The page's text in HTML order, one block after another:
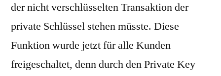
der nicht verschlüsselten Transaktion der
private Schlüssel stehen müsste. Diese
Funktion wurde jetzt für alle Kunden
freigeschaltet, denn durch den Private Key